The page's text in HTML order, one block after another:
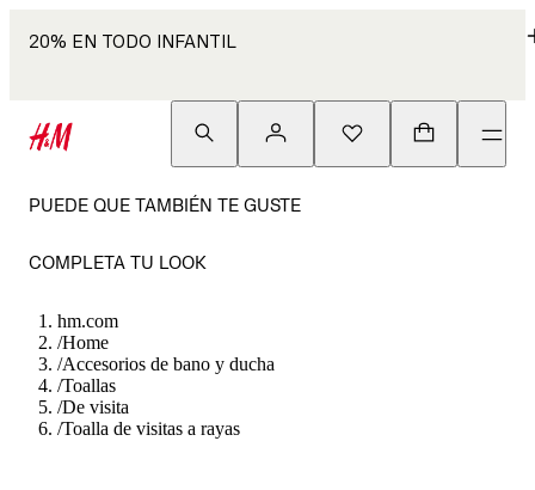
20% EN TODO INFANTIL
PUEDE QUE TAMBIÉN TE GUSTE
COMPLETA TU LOOK
hm.com
/Home
/Accesorios de bano y ducha
/Toallas
/De visita
/Toalla de visitas a rayas